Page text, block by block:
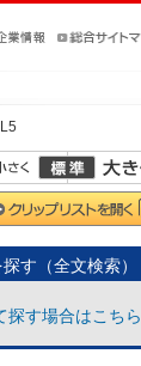
す（全文検索）
探す場合はこちら